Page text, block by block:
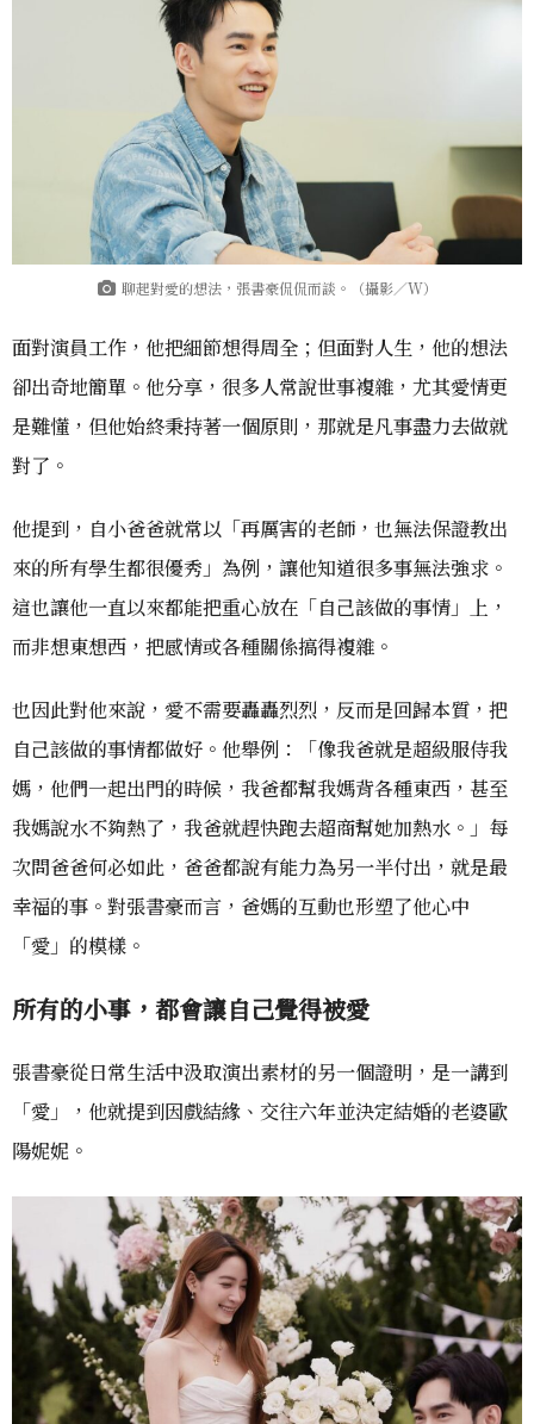
聊起對愛的想法，張書豪侃侃而談。（攝影／W）
面對演員工作，他把細節想得周全；但面對人生，他的想法
卻出奇地簡單。他分享，很多人常說世事複雜，尤其愛情更
是難懂，但他始終秉持著一個原則，那就是凡事盡力去做就
對了。
他提到，自小爸爸就常以「再厲害的老師，也無法保證教出
來的所有學生都很優秀」為例，讓他知道很多事無法強求。
這也讓他一直以來都能把重心放在「自己該做的事情」上，
而非想東想西，把感情或各種關係搞得複雜。
也因此對他來說，愛不需要轟轟烈烈，反而是回歸本質，把
自己該做的事情都做好。他舉例：「像我爸就是超級服侍我
媽，他們一起出門的時候，我爸都幫我媽背各種東西，甚至
我媽說水不夠熱了，我爸就趕快跑去超商幫她加熱水。」每
次問爸爸何必如此，爸爸都說有能力為另一半付出，就是最
幸福的事。對張書豪而言，爸媽的互動也形塑了他心中
「愛」的模樣。
所有的小事，都會讓自己覺得被愛
張書豪從日常生活中汲取演出素材的另一個證明，是一講到
「愛」，他就提到因戲結緣、交往六年並決定結婚的老婆歐
陽妮妮。